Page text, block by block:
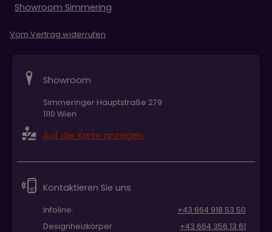
Showroom Simmering
Vom Vertrag widerrufen
Showroom
Simmeringer Hauptstraße 279
1110 Wien
Auf der Karte anzeigen
Kontaktieren Sie uns
Infoline:
+43 664 918 53 50
Designheizkörper
+43 664 356 13 61